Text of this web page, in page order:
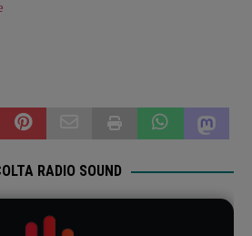
RADIO SOUND